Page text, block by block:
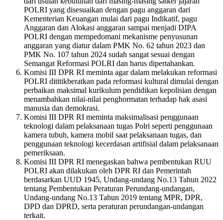
POLRI yang disesuaikan dengan pagu anggaran dari
Kementerian Keuangan mulai dari pagu Indikatif, pagu
Anggaran dan Alokasi anggaran sampai menjadi DIPA
POLRI dengan mempedomani mekanisme penyusunan
anggaran yang diatur dalam PMK No. 62 tahun 2023 dan
PMK No. 107 tahun 2024 sudah sangat sesuai dengan
Semangat Reformasi POLRI dan harus dipertahankan.
Komisi III DPR RI meminta agar dalam melakukan reformasi
POLRI dititikberatkan pada reformasi kultural dimulai dengan
perbaikan maksimal kurikulum pendidikan kepolisian dengan
menambahkan nilai-nilai penghormatan terhadap hak asasi
manusia dan demokrasi.
Komisi III DPR RI meminta maksimalisasi penggunaan
teknologi dalam pelaksanaan tugas Polri seperti penggunaan
kamera tubuh, kamera mobil saat pelaksanaan tugas, dan
penggunaan teknologi kecerdasan artifisial dalam pelaksanaan
pemeriksaan.
Komisi III DPR RI menegaskan bahwa pembentukan RUU
POLRI akan dilakukan oleh DPR RI dan Pemerintah
berdasarkan UUD 1945, Undang-undang No.13 Tahun 2022
tentang Pembentukan Peraturan Perundang-undangan,
Undang-undang No.13 Tahun 2019 tentang MPR, DPR,
DPD dan DPRD, serta peraturan perundangan-undangan
terkait.